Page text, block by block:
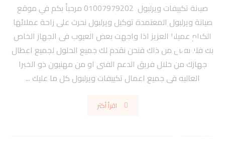
صيانة تكييفات ويرلبول 01007979202 مرحبأ بكم في موقع
صيانة ويرلبول المعتمدة توكيل ويرلبول نحرث على راحة عملائها
الكرام عميلنا العزيز اذا واجهت بعض العيوب فى الجهاز الخاص
بك فلا تقلق من ذاك فنحن نقدم لك جميع الحلول لجميع اعطال
جهازك من خلال فريق الدعم الفنى او من مهنيون ذو الخبرا
العاليه فى جميع اعمال تكييفات ويرلبول كل ما عليك ...
اقرأ أكثر